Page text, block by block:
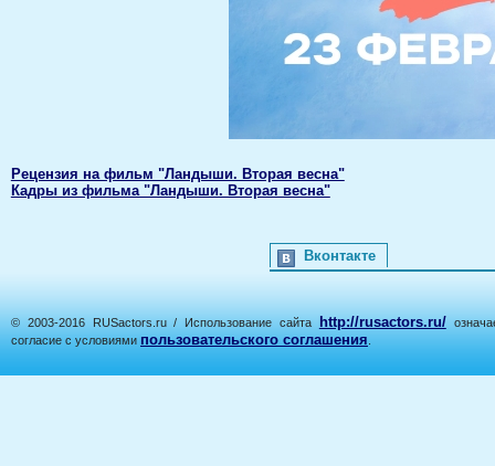
Рецензия на фильм "Ландыши. Вторая весна"
Кадры из фильма "Ландыши. Вторая весна"
Вконтакте
© 2003-2016 RUSactors.ru / Использование сайта http://rusactors.ru/
согласие с условиями пользовательского соглашения